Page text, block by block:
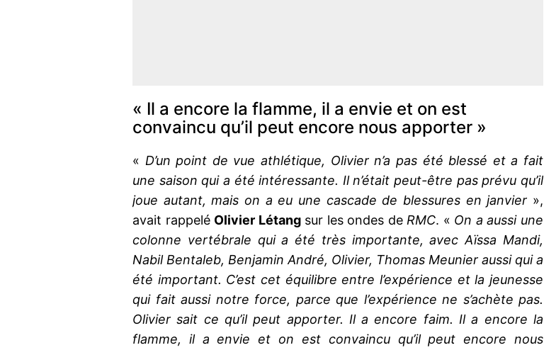
« Il a encore la flamme, il a envie et on est
convaincu qu’il peut encore nous apporter »
« D’un point de vue athlétique, Olivier n’a pas été blessé et a fait
une saison qui a été intéressante. Il n’était peut-être pas prévu qu’il
joue autant, mais on a eu une cascade de blessures en janvier »,
avait rappelé Olivier Létangsur les ondes deRMC. « On a aussi une
colonne vertébrale qui a été très importante, avec Aïssa Mandi,
Nabil Bentaleb, Benjamin André, Olivier, Thomas Meunier aussi qui a
été important. C’est cet équilibre entre l’expérience et la jeunesse
qui fait aussi notre force, parce que l’expérience ne s’achète pas.
Olivier sait ce qu’il peut apporter. Il a encore faim. Il a encore la
flamme, il a envie et on est convaincu qu’il peut encore nous